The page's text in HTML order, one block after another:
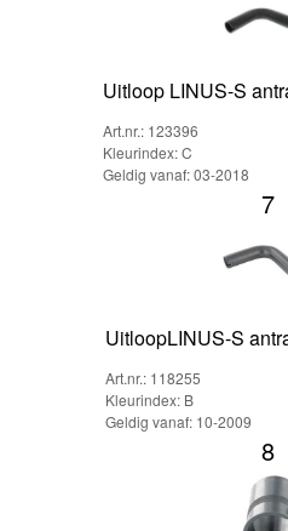
Uitloop LINUS-S
Art.nr.: 123396
Kleurindex: C
Geldig vanaf: 03-2018
7
UitloopLINUS-S
Art.nr.: 118255
Kleurindex: B
Geldig vanaf: 10-2009
8